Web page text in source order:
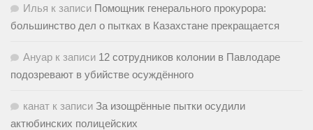
Илья к записи Помощник генерального прокурора:
большинство дел о пытках в Казахстане прекращается
Ануар к записи 12 сотрудников колонии в Павлодаре
подозревают в убийстве осуждённого
канат к записи За изощрённые пытки осудили
актюбинских полицейских